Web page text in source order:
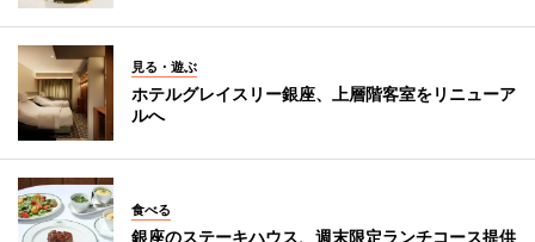
見る・遊ぶ
ホテルグレイスリー銀座、上層階客室をリニューア
ルへ
食べる
銀座のステーキハウス、週末限定ランチコース提供